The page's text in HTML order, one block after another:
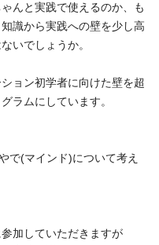
んと実践で使えるのか、も
識から実践への壁を少し高
いでしょうか。
ョン初学者に向けた壁を超
ラムにしています。
で(マインド)について考え
加していただきますが